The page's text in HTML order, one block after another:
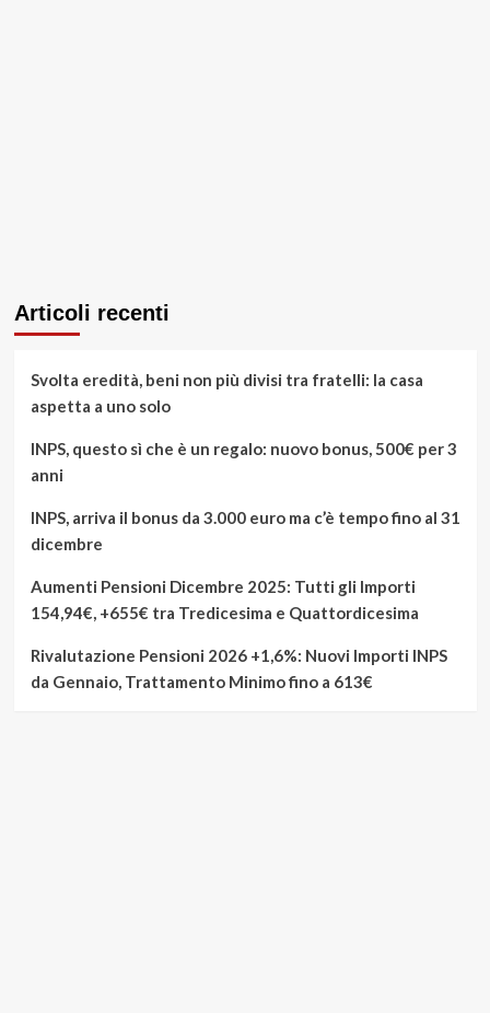
Articoli recenti
Svolta eredità, beni non più divisi tra fratelli: la casa
aspetta a uno solo
INPS, questo sì che è un regalo: nuovo bonus, 500€ per 3
anni
INPS, arriva il bonus da 3.000 euro ma c’è tempo fino al 31
dicembre
Aumenti Pensioni Dicembre 2025: Tutti gli Importi
154,94€, +655€ tra Tredicesima e Quattordicesima
Rivalutazione Pensioni 2026 +1,6%: Nuovi Importi INPS
da Gennaio, Trattamento Minimo fino a 613€